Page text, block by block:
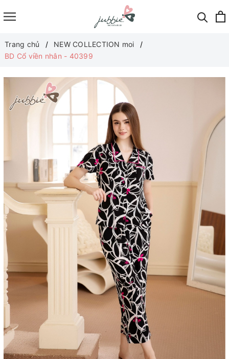
Trang chủ
NEW COLLECTION moi
BD Cổ viền nhân - 40399